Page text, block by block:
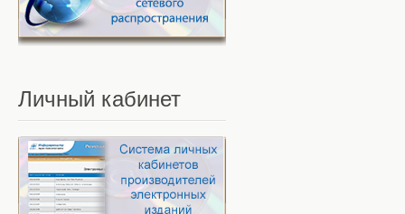
Личный кабинет